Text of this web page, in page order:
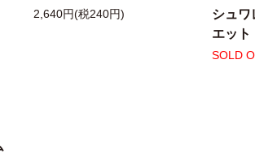
2,640円(税240円)
シュワ
エット
SOLD